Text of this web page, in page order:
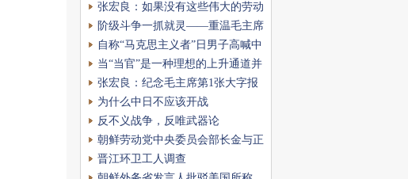
张宏良：如果没有这些伟大的劳动
者，中国早已不是人类社会
阶级斗争一抓就灵——重温毛主席
的伟大思想
自称“马克思主义者”日男子高喊中
俄朝并非要对抗的敌人
当“当官”是一种理想的上升通道并
被视为出人头地时，官僚主义就很
难根治
张宏良：纪念毛主席第1张大字报
发表60周年
为什么中日不应该开战
反不义战争，反唯武器论
朝鲜劳动党中央委员会部长金与正
发表谈话
晋江环卫工人调查